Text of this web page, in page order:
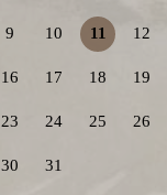
9 10 11 12
16 17 18 19
23 24 25 26
30 31